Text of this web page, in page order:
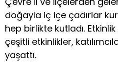
doğayla iç içe çadırlar
hep birlikte kutladı.
çeşitli etkinlikler,
yaşattı.